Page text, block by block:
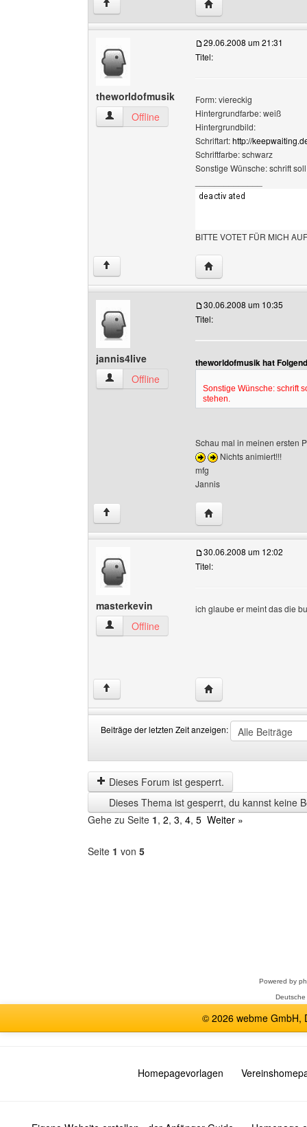
↑ Website dieses
theworldofmusik
theworldofmusik Benutzer-Profile anzeigen
Offline
29.06.2008 um 21:31
Titel:
Form: viereckig
Hintergrundfarbe: weiß
Hintergrundbild:
Schriftart:http://
Schriftfarbe: schwarz
Sonstige Wünsche: schrift
BITTE VOTET FÜR MICH
↑ Website dieses
jannis4live
jannis4live Benutzer-Profile anzeigen
Offline
30.06.2008 um 10:35
Titel:
theworldofmusik hat
Sonstige Wünsche: schrift
stehen.
Schau mal in meinen ersten
Nichts animiert!!!
mfg
Jannis
↑ Website dieses
masterkevin
masterkevin Benutzer-Profile anzeigen
Offline
30.06.2008 um 12:02
Titel:
ich glaube er meint das die
↑ Website dieses
Beiträge der letzten Zeit anzeigen:
der
letzten
Zeit
anzeigen
by
Dieses Forum ist gesperrt.
Dieses Thema ist gesperrt, du kannst keine
Gehe zu Seite 1, 2, 3, 4, 5 Weiter »
Seite 1 von 5
Powered by
© 2026 webme GmbH,
Homepagevorlagen